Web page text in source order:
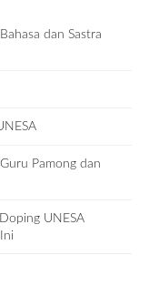
dan Sastra
Pamong dan
UNESA